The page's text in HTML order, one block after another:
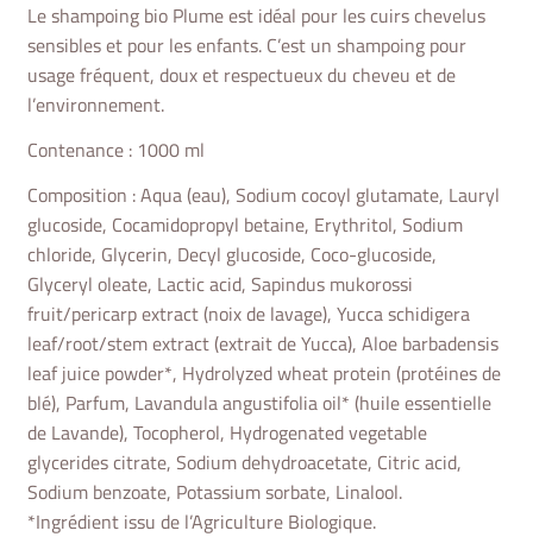
Le shampoing bio Plume est idéal pour lescuirs chevelus
sensibles et pour les enfants.C’est un shampoing pour
usage fréquent, doux et respectueux du cheveu et de
l’environnement.
Contenance : 1000 ml
Composition : Aqua (eau), Sodium cocoyl glutamate, Lauryl
glucoside, Cocamidopropyl betaine, Erythritol, Sodium
chloride, Glycerin, Decyl glucoside, Coco-glucoside,
Glyceryl oleate, Lactic acid, Sapindus mukorossi
fruit/pericarp extract (noix de lavage), Yucca schidigera
leaf/root/stem extract (extrait de Yucca), Aloe barbadensis
leaf juice powder*, Hydrolyzed wheat protein (protéines de
blé), Parfum, Lavandula angustifolia oil* (huile essentielle
de Lavande), Tocopherol, Hydrogenated vegetable
glycerides citrate, Sodium dehydroacetate, Citric acid,
Sodium benzoate, Potassium sorbate, Linalool.
*Ingrédient issu de l’Agriculture Biologique.